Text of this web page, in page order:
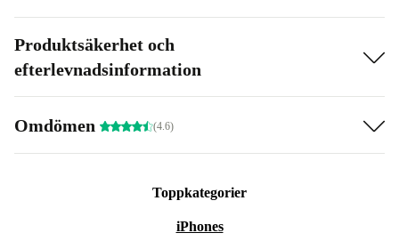
Produktsäkerhet och
efterlevnadsinformation
Omdömen (4.6)
Toppkategorier
iPhones